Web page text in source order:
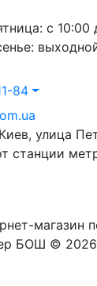
с 10:00
84
улица
станции
магазин
БОШ © 2026